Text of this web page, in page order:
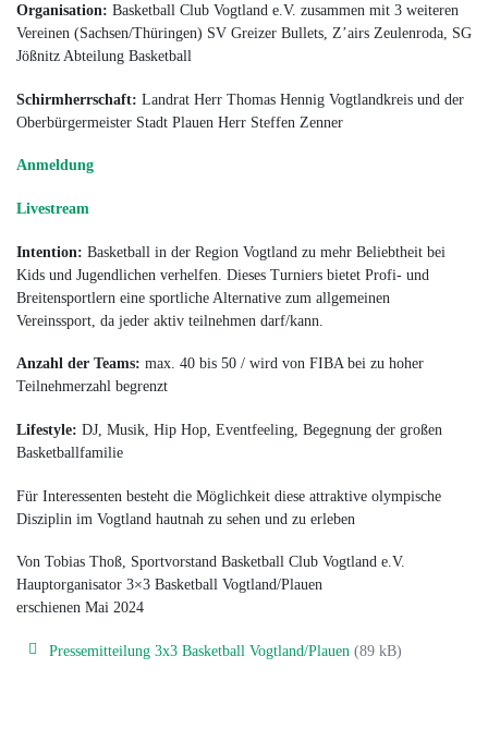
Organisation: Basketball Club Vogtland e.V. zusammen mit 3 weiteren
Vereinen (Sachsen/Thüringen) SV Greizer Bullets, Z’airs Zeulenroda, SG
Jößnitz Abteilung Basketball
Schirmherrschaft: Landrat Herr Thomas Hennig Vogtlandkreis und der
Oberbürgermeister Stadt Plauen Herr Steffen Zenner
Anmeldung
Livestream
Intention: Basketball in der Region Vogtland zu mehr Beliebtheit bei
Kids und Jugendlichen verhelfen. Dieses Turniers bietet Profi- und
Breitensportlern eine sportliche Alternative zum allgemeinen
Vereinssport, da jeder aktiv teilnehmen darf/kann.
Anzahl der Teams: max. 40 bis 50 / wird von FIBA bei zu hoher
Teilnehmerzahl begrenzt
Lifestyle: DJ, Musik, Hip Hop, Eventfeeling, Begegnung der großen
Basketballfamilie
Für Interessenten besteht die Möglichkeit diese attraktive olympische
Disziplin im Vogtland hautnah zu sehen und zu erleben
Von Tobias Thoß, Sportvorstand Basketball Club Vogtland e.V.
Hauptorganisator 3×3 Basketball Vogtland/Plauen
erschienen Mai 2024
Pressemitteilung 3x3 Basketball Vogtland/Plauen (89 kB)